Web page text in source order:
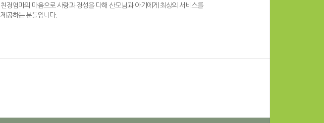
친정엄마의 마음으로 사랑과 정성을 다해 산모님과 아기에게 최상의 서비스를
제공하는 분들입니다.